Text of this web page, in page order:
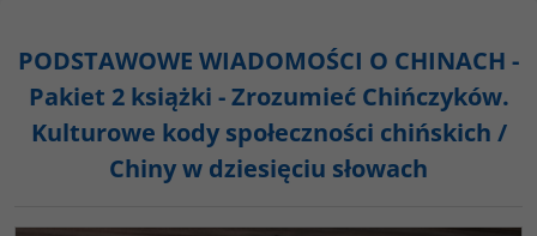
PODSTAWOWE WIADOMOŚCI O CHINACH -
Pakiet 2 książki - Zrozumieć Chińczyków.
Kulturowe kody społeczności chińskich /
Chiny w dziesięciu słowach